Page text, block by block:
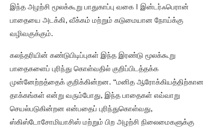
இந்த அழற்சி மூலக்கூறு பாதுகாப்பு வகை I இன்டர்ஃபெரான்
பாதையை அடக்கி, வீக்கம் மற்றும் கடுமையான நோய்க்கு
வழிவகுக்கும்.
கலந்தரியின் கண்டுபிடிப்புகள் இந்த இரண்டு மூலக்கூறு
பாதைகளைப் புரிந்து கொள்வதில் குறிப்பிடத்தக்க
முன்னேற்றத்தைக் குறிக்கின்றன. “மனித ஆரோக்கியத்திற்கான
தாக்கங்கள் என்று வரும்போது, ​​இந்த பாதைகள் எவ்வாறு
செயல்படுகின்றன என்பதைப் புரிந்துகொள்வது,
ஸ்கிஸ்டோசோமியாசிஸ் மற்றும் பிற அழற்சி நிலைமைகளுக்கு